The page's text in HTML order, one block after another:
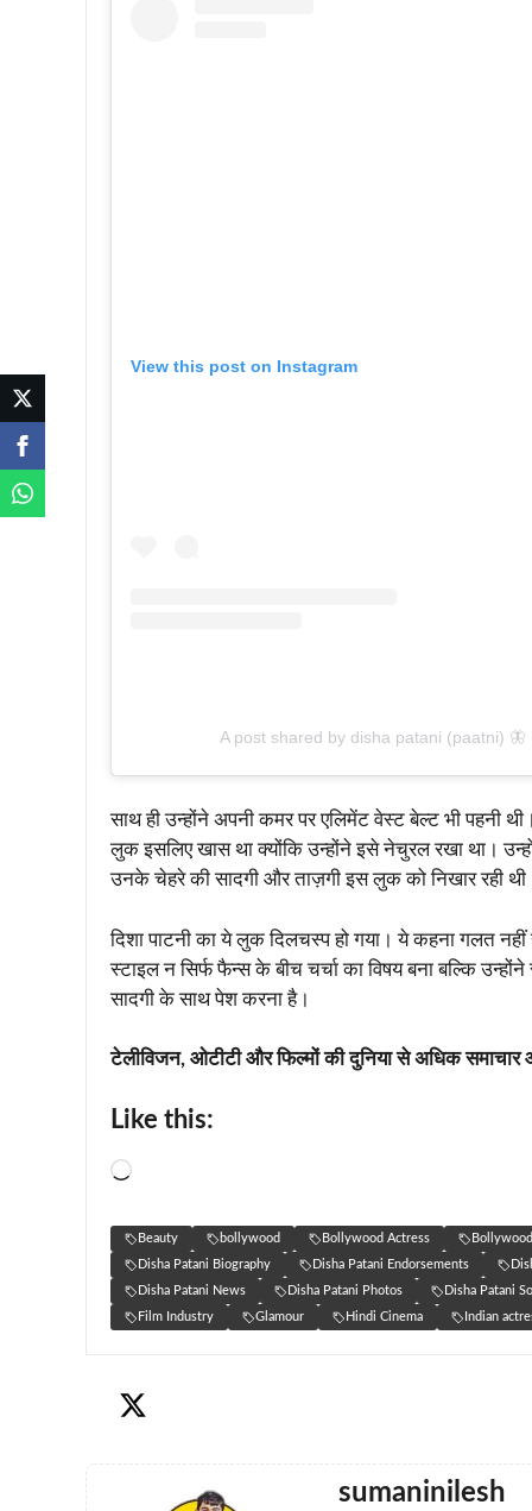
View this post on Instagram
A post shared by disha patani (paatni) 🦋
साथ ही उन्होंने अपनी कमर पर एलिमेंट वेस्ट बेल्ट भी पहनी
लुक इसलिए खास था क्योंकि उन्होंने इसे नेचुरल रखा था।
उनके चेहरे की सादगी और ताज़गी इस लुक को निखार रही
दिशा पाटनी का ये लुक दिलचस्प हो गया। ये कहना गलत
स्टाइल न सिर्फ फैन्स के बीच चर्चा का विषय बना बल्कि
सादगी के साथ पेश करना है।
टेलीविजन, ओटीटी और फिल्मों की दुनिया से अधिक
Like this:
Loading…
Beauty bollywood Bollywood Actress
Disha Patani Biography
Disha Patani Endorsements
Disha Patani News
Disha Patani Photos
Disha Patani
Film Industry
Glamour Hindi Cinema Indian
sumaninilesh